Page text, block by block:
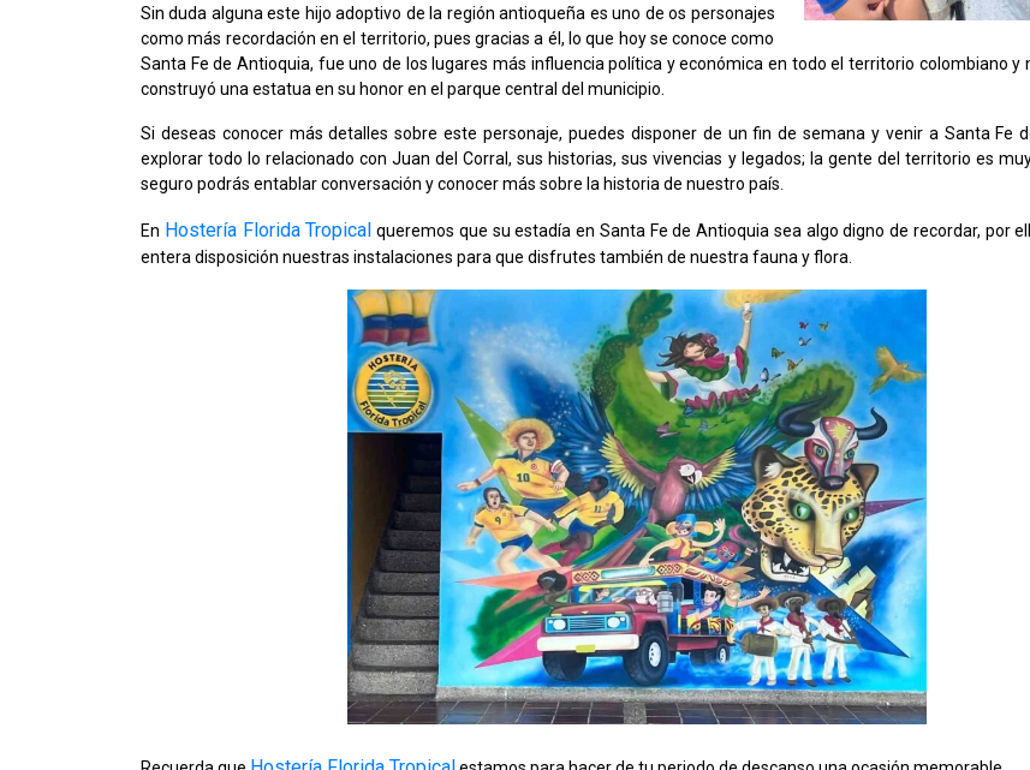
Sin duda alguna este hijo adoptivo de la región antioqueña es uno de os personajes
como más recordación en el territorio, pues gracias a él, lo que hoy se conoce como
Santa Fe de Antioquia, fue uno de los lugares más influencia política y económica en todo el territorio colombiano y
construyó una estatua en su honor en el parque central del municipio.
Si deseas conocer más detalles sobre este personaje, puedes disponer de un fin de semana y venir a Santa Fe
explorar todo lo relacionado con Juan del Corral, sus historias, sus vivencias y legados; la gente del territorio es
seguro podrás entablar conversación y conocer más sobre la historia de nuestro país.
En Hostería Florida Tropical queremos que su estadía en Santa Fe de Antioquia sea algo digno de recordar, por
entera disposición nuestras instalaciones para que disfrutes también de nuestra fauna y flora.